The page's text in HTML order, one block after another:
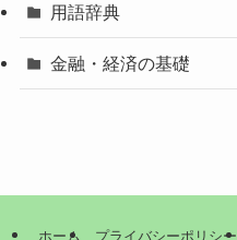
用語辞典
金融・経済の基礎
ホーム プライバシーポリシー